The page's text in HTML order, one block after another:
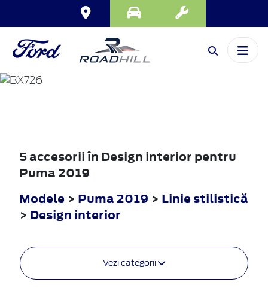
PUMA
5 accesorii în Design interior pentru
Puma 2019
Modele > Puma 2019 > Linie stilistică
> Design interior
Vezi categorii